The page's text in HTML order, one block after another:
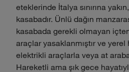
eteklerinde İtalya sınırına
kasabadır. Ünlü dağın
kasabada gerekli olmayan
araçlar yasaklanmıştır ve
elektrikli araçlarla veya at
Hareketli ama şık gece